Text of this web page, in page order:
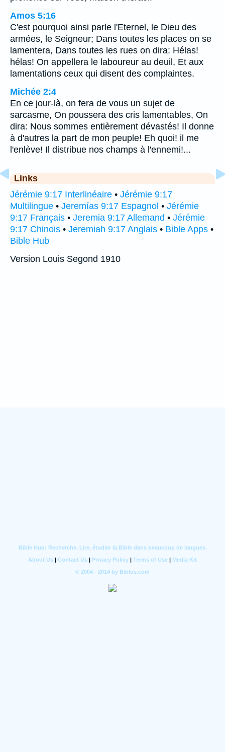
Amos 5:16
C'est pourquoi ainsi parle l'Eternel, le Dieu des
armées, le Seigneur; Dans toutes les places on se
lamentera, Dans toutes les rues on dira: Hélas!
hélas! On appellera le laboureur au deuil, Et aux
lamentations ceux qui disent des complaintes.
Michée 2:4
En ce jour-là, on fera de vous un sujet de
sarcasme, On poussera des cris lamentables, On
dira: Nous sommes entièrement dévastés! Il donne
à d'autres la part de mon peuple! Eh quoi! il me
l'enlève! Il distribue nos champs à l'ennemi!...
Links
Jérémie 9:17 Interlinéaire • Jérémie 9:17
Multilingue • Jeremías 9:17 Espagnol • Jérémie
9:17 Français • Jeremia 9:17 Allemand • Jérémie
9:17 Chinois • Jeremiah 9:17 Anglais • Bible Apps •
Bible Hub
Version Louis Segond 1910